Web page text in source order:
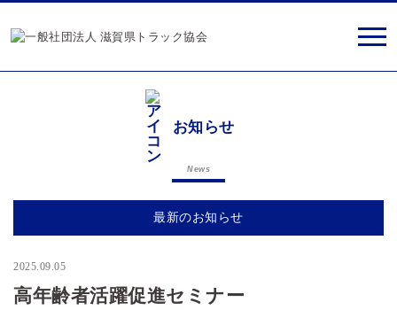
お知らせ
News
最新のお知らせ
2025.09.05
高年齢者活躍促進セミナー